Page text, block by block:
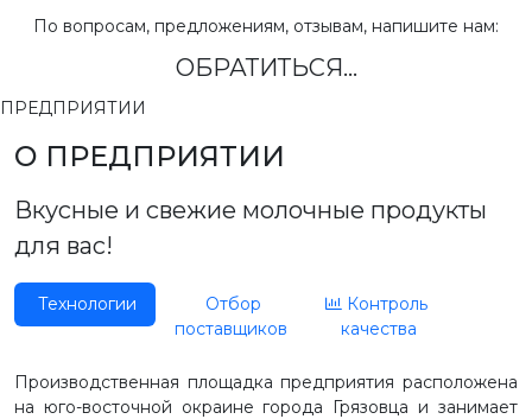
По вопросам, предложениям, отзывам, напишите нам:
ОБРАТИТЬСЯ...
ПРЕДПРИЯТИИ
О ПРЕДПРИЯТИИ
Вкусные и свежие молочные продукты
для вас!
Технологии
Отбор
поставщиков
Контроль
качества
Производственная площадка предприятия расположена
на юго-восточной окраине города Грязовца и занимает